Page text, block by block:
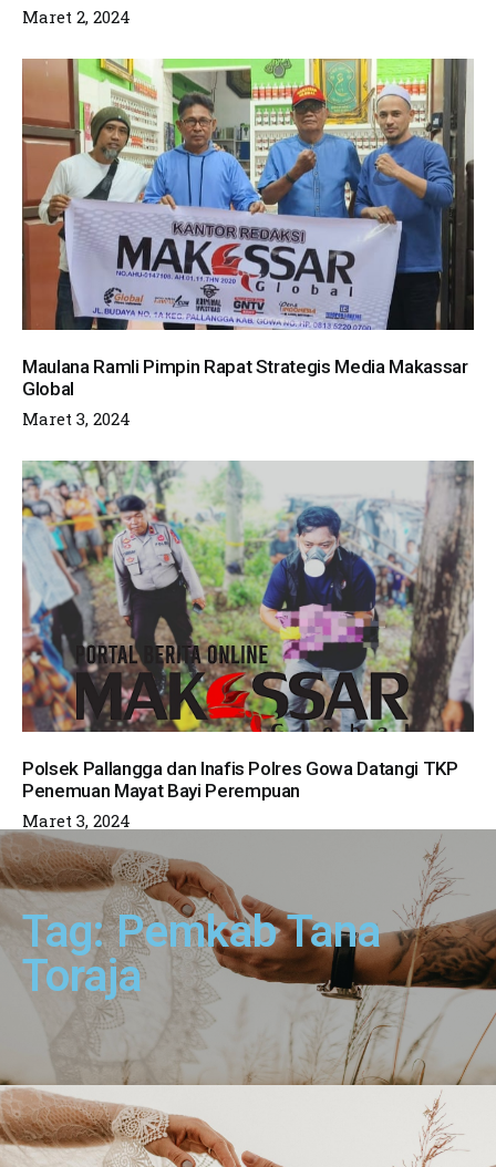
Maret 2, 2024
Maulana Ramli Pimpin Rapat Strategis Media Makassar
Global
Maret 3, 2024
Polsek Pallangga dan Inafis Polres Gowa Datangi TKP
Penemuan Mayat Bayi Perempuan
Maret 3, 2024
Tag: Pemkab Tana
Toraja